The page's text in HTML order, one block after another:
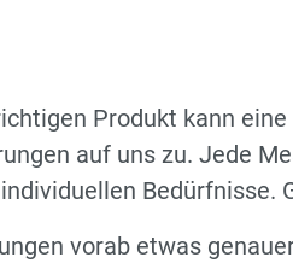
Produkt kann
auf uns zu. Jede
individuellen Bedürfnisse.
vorab etwas